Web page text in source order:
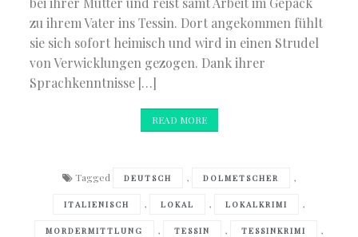
zu ihrem Vater ins Tessin. Dort angekommen fühlt
sie sich sofort heimisch und wird in einen Strudel
von Verwicklungen gezogen. Dank ihrer
Sprachkenntnisse […]
READ MORE
Tagged DEUTSCH , DOLMETSCHER ,
ITALIENISCH , LOKAL , LOKALKRIMI ,
MORDERMITTLUNG , TESSIN , TESSINKRIMI ,